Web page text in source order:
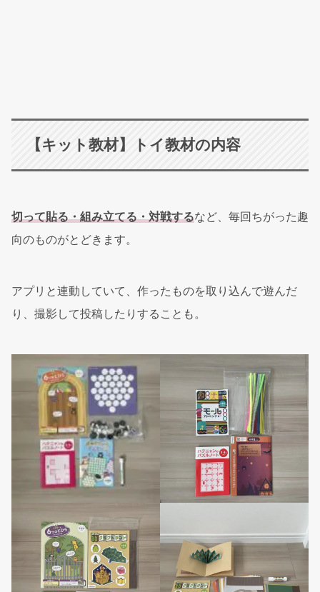
【キット教材】トイ教材の内容
切って貼る・組み立てる・対戦するなど、毎回ちがった趣
向のものがとどきます。
アプリと連動していて、作ったものを取り込んで遊んだ
り、撮影して投稿したりすることも。